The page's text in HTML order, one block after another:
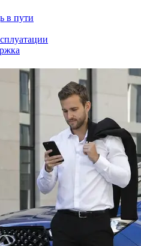
в пути